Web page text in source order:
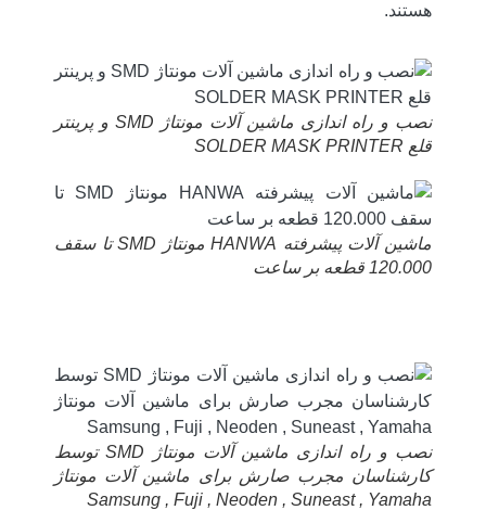
هستند.
نصب و راه اندازی ماشین آلات مونتاژ SMD و پرینتر
قلع SOLDER MASK PRINTER
ماشین آلات پیشرفته HANWA مونتاژ SMD تا سقف
120.000 قطعه بر ساعت
نصب و راه اندازی ماشین آلات مونتاژ SMD توسط
کارشناسان مجرب صارش برای ماشین آلات مونتاژ
Samsung , Fuji , Neoden , Suneast , Yamaha